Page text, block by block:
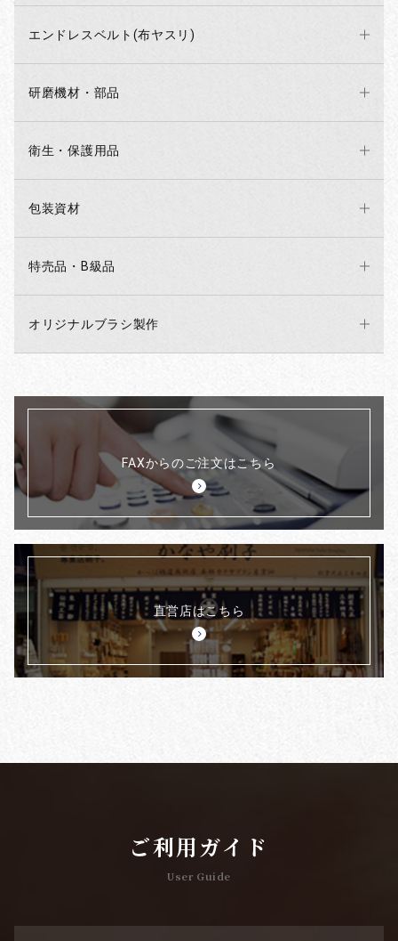
エンドレスベルト(布ヤスリ)
研磨機材・部品
衛生・保護用品
包装資材
特売品・B級品
オリジナルブラシ製作
FAXからのご注文はこちら
直営店はこちら
ご利用ガイド
User Guide